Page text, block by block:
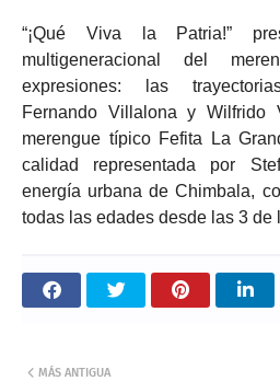
“¡Qué Viva la Patria!”
multigeneracional del
expresiones: las
Fernando Villalona y Wilfrido
merengue típico Fefita La
calidad representada por
energía urbana de Chimbala,
todas las edades desde las 3 de
MÁS ANTIGUA